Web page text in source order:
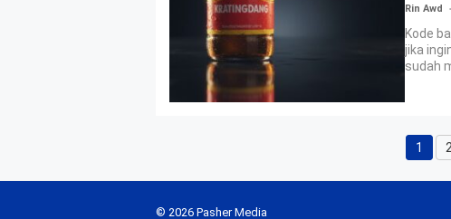
Rin Awd
Kode
jika
sudah
1 2
© 2026 Pasher Media